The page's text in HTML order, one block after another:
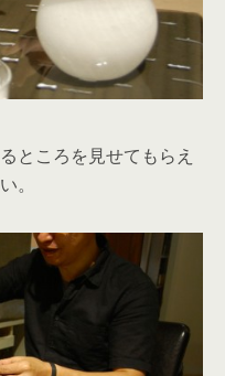
ところを見せてもらえ
。